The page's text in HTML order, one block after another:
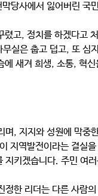
사에서 잃어버린 국
고, 정치를 하겠다고
실은 춥고 덥고, 또 심
새겨 희생, 소통, 혁
, 지지와 성원에 막중
지역발전이라는 결실
키겠습니다. 주민 여러
한 리더는 다른 사람